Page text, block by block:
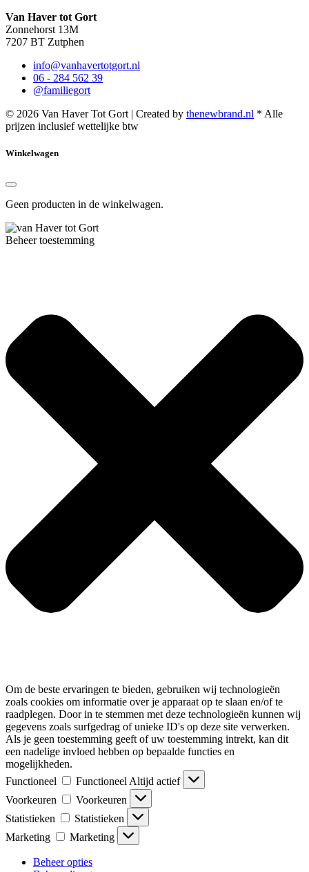
Van Haver tot Gort
Zonnehorst 13M
7207 BT Zutphen
info@vanhavertotgort.nl
06 - 284 562 39
@familiegort
© 2026 Van Haver Tot Gort | Created by thenewbrand.nl * Alle
prijzen inclusief wettelijke btw
Winkelwagen
Geen producten in de winkelwagen.
Beheer toestemming
Om de beste ervaringen te bieden, gebruiken wij technologieën
zoals cookies om informatie over je apparaat op te slaan en/of te
raadplegen. Door in te stemmen met deze technologieën kunnen wij
gegevens zoals surfgedrag of unieke ID's op deze site verwerken.
Als je geen toestemming geeft of uw toestemming intrekt, kan dit
een nadelige invloed hebben op bepaalde functies en
mogelijkheden.
Functioneel
Functioneel Altijd actief
Voorkeuren
Voorkeuren
Statistieken
Statistieken
Marketing
Marketing
Beheer opties